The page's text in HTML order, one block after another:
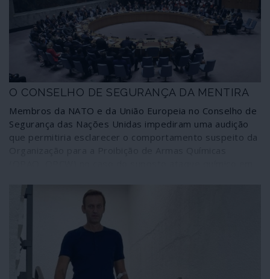
O CONSELHO DE SEGURANÇA DA MENTIRA
Membros da NATO e da União Europeia no Conselho de
Segurança das Nações Unidas impediram uma audição
que permitiria esclarecer o comportamento suspeito da
tenha sido encenado. O comportamento dos Estados
Unidos e aliados reforça vigorosamente esta
possibilidade de fraude.